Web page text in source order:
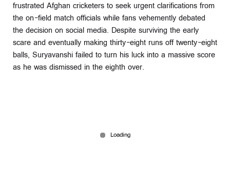
frustrated Afghan cricketers to seek urgent clarifications from
the on-field match officials while fans vehemently debated
the decision on social media. Despite surviving the early
scare and eventually making thirty-eight runs off twenty-eight
balls, Suryavanshi failed to turn his luck into a massive score
as he was dismissed in the eighth over.